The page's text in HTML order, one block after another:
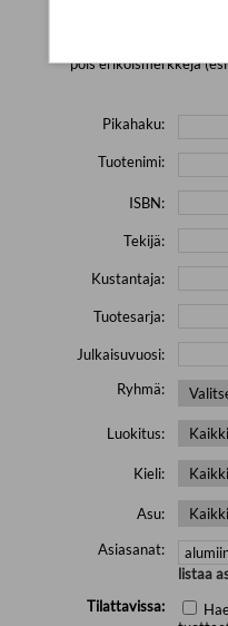
pois erikoismerkkejä
Pikahaku:
Tuotenimi:
ISBN:
Tekijä:
Kustantaja:
Tuotesarja:
Julkaisuvuosi:
Ryhmä:
Luokitus:
Kieli:
Asu:
Asiasanat:
listaa
Tilattavissa: